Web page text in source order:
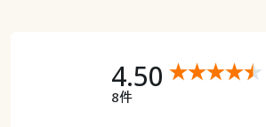
4.50
8件